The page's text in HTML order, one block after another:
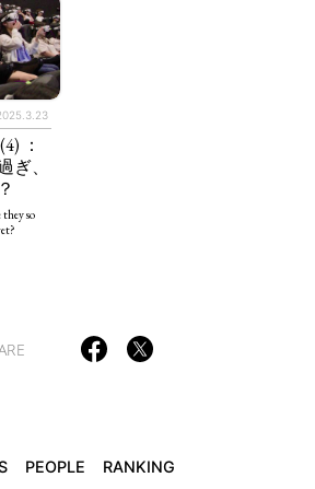
PEOPLE
：
ぎ、
they so
PEOPLE RANKING